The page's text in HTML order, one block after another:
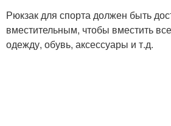
Рюкзак для спорта должен быть
вместительным, чтобы вместить
одежду, обувь, аксессуары и т.д.